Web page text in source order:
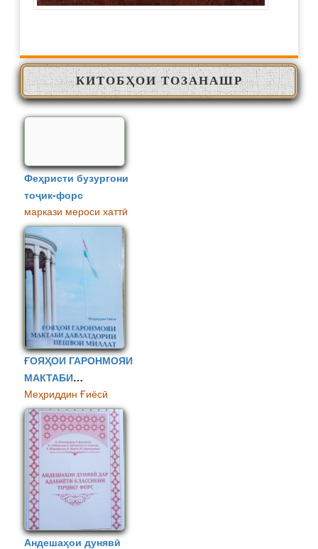
КИТОБҲОИ ТОЗАНАШР
Феҳристи бузургони
тоҷик-форс
маркази мероси хаттӣ
ҒОЯҲОИ ГАРОНМОЯИ
МАКТАБИ
ДАВЛАТДОРИИ
ПЕШВОИ МИЛЛАТ
Меҳриддин Ғиёсӣ
Андешаҳои дунявӣ